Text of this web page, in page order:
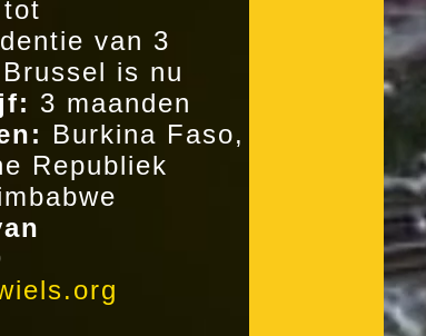
van 3
is nu
3 maanden
Burkina Faso,
Republiek